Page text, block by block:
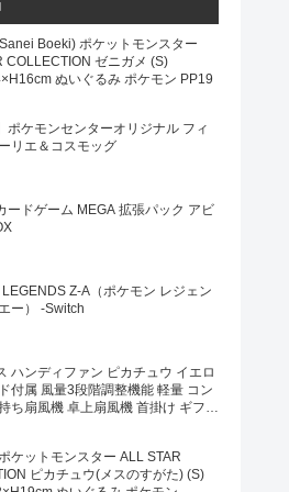
Boeki) ポケットモンスター
COLLECTION ゼニガメ (S)
ぬいぐるみ ポケモン PP19
ポケモンセンターオリジナル フィ
リエ＆コスモッグ
ードゲーム MEGA 拡張パック アビ
Z-A（ポケモン レジェン
ー） -Switch
ハンディファン ピカチュウ イエロ
付属 風量3段階調整機能 軽量 コン
ち扇風機 卓上扇風機 首掛け ギフト
に最適 USB充電 Type-C対応
ケットモンスター ALL STAR
ピカチュウ(メスのすがた) (S)